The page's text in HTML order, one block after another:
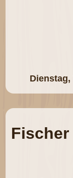
Dienstag,
Fischer